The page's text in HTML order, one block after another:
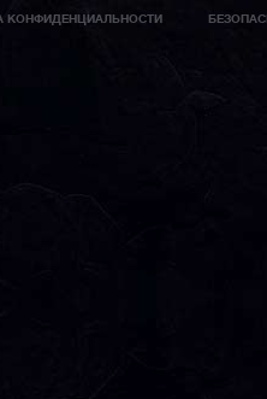
КОНФИДЕНЦИАЛЬНОСТИ